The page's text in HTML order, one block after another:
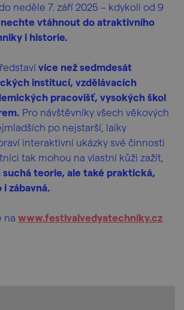
neděle 7. září 2025 – kdykoli od 9
vtáhnout do atraktivního
i historie.
více než sedmdesát
institucí, vzdělávacích
pracovišť, vysokých škol
Pro návštěvníky všech věkových
po nejstarší, laiky
interaktivní ukázky své činnosti
tak mohou na vlastní kůži zažít,
suchá teorie, ale také praktická,
zábavná.
na www.festivalvedyatechniky.cz